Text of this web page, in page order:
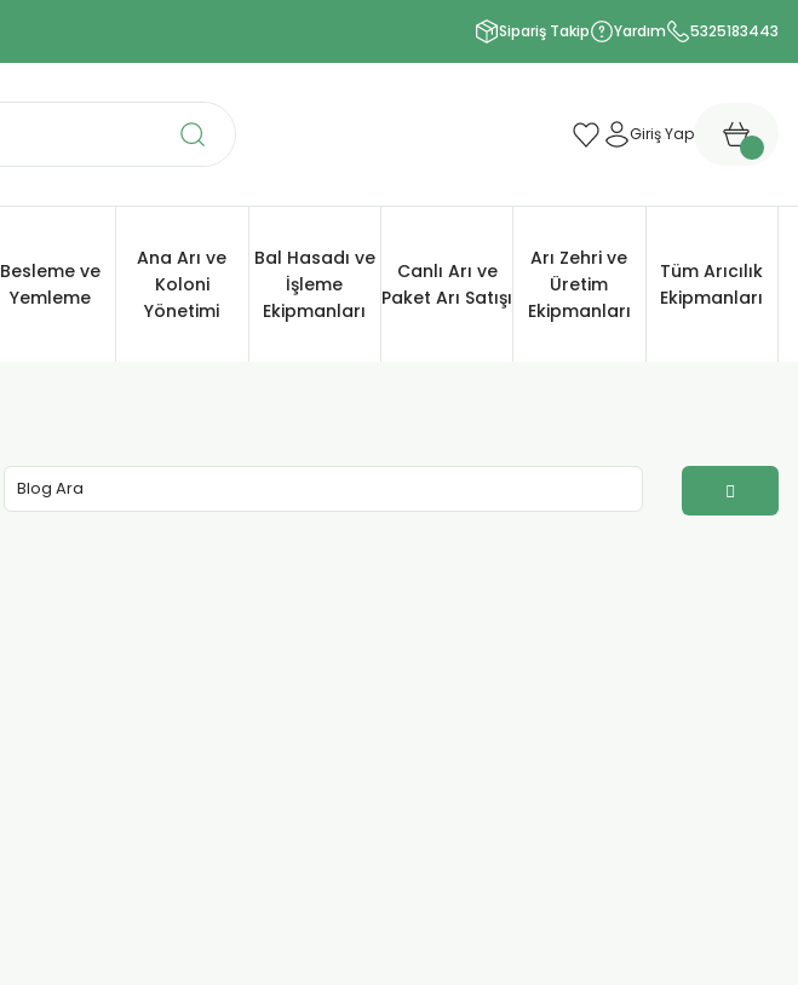
Sipariş Takip Yardım 5325183443
Giriş Yap
Besleme ve
Yemleme
Ana Arı ve
Koloni
Yönetimi
Bal Hasadı ve
İşleme
Ekipmanları
Canlı Arı ve
Paket Arı Satışı
Arı Zehri ve
Üretim
Ekipmanları
Tüm Arıcılık
Ekipmanları